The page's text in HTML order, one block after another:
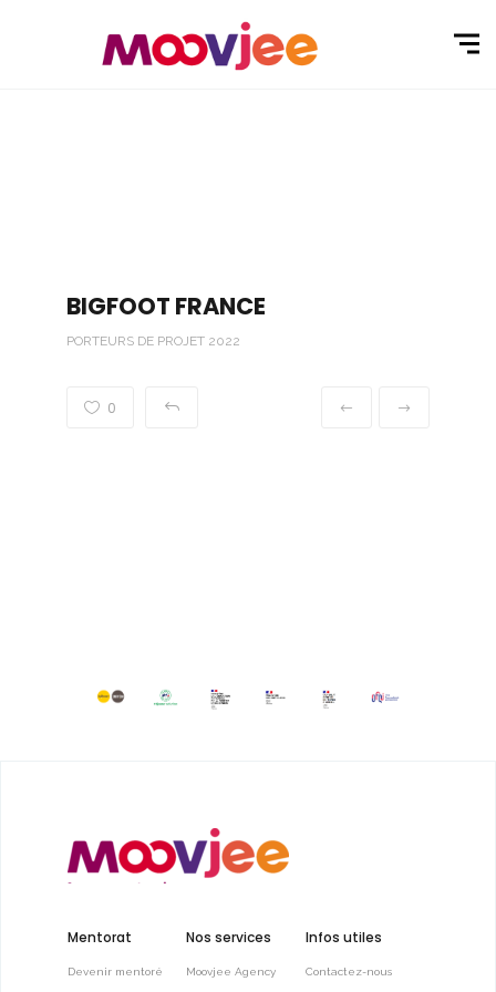
BIGFOOT FRANCE
PORTEURS DE PROJET 2022
0
Mentorat
Devenir mentoré
Nos services
Moovjee Agency
Infos utiles
Contactez-nous